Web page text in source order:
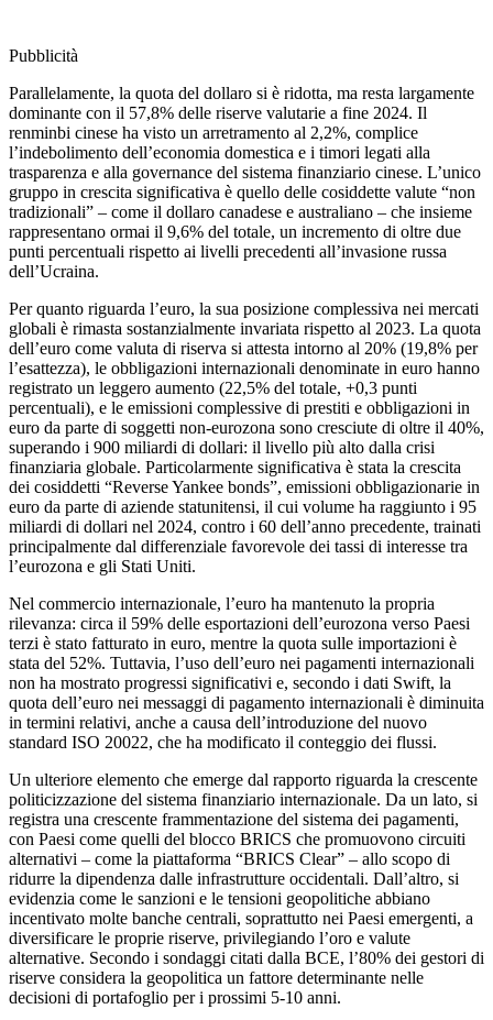
Pubblicità
Parallelamente, la quota del dollaro si è ridotta, ma resta largamente
dominante con il 57,8% delle riserve valutarie a fine 2024. Il
renminbi cinese ha visto un arretramento al 2,2%, complice
l’indebolimento dell’economia domestica e i timori legati alla
trasparenza e alla governance del sistema finanziario cinese. L’unico
gruppo in crescita significativa è quello delle cosiddette valute “non
tradizionali” – come il dollaro canadese e australiano – che insieme
rappresentano ormai il 9,6% del totale, un incremento di oltre due
punti percentuali rispetto ai livelli precedenti all’invasione russa
dell’Ucraina.
Per quanto riguarda l’euro, la sua posizione complessiva nei mercati
globali è rimasta sostanzialmente invariata rispetto al 2023. La quota
dell’euro come valuta di riserva si attesta intorno al 20% (19,8% per
l’esattezza), le obbligazioni internazionali denominate in euro hanno
registrato un leggero aumento (22,5% del totale, +0,3 punti
percentuali), e le emissioni complessive di prestiti e obbligazioni in
euro da parte di soggetti non-eurozona sono cresciute di oltre il 40%,
superando i 900 miliardi di dollari: il livello più alto dalla crisi
finanziaria globale. Particolarmente significativa è stata la crescita
dei cosiddetti “Reverse Yankee bonds”, emissioni obbligazionarie in
euro da parte di aziende statunitensi, il cui volume ha raggiunto i 95
miliardi di dollari nel 2024, contro i 60 dell’anno precedente, trainati
principalmente dal differenziale favorevole dei tassi di interesse tra
l’eurozona e gli Stati Uniti.
Nel commercio internazionale, l’euro ha mantenuto la propria
rilevanza: circa il 59% delle esportazioni dell’eurozona verso Paesi
terzi è stato fatturato in euro, mentre la quota sulle importazioni è
stata del 52%. Tuttavia, l’uso dell’euro nei pagamenti internazionali
non ha mostrato progressi significativi e, secondo i dati Swift, la
quota dell’euro nei messaggi di pagamento internazionali è diminuita
in termini relativi, anche a causa dell’introduzione del nuovo
standard ISO 20022, che ha modificato il conteggio dei flussi.
Un ulteriore elemento che emerge dal rapporto riguarda la crescente
politicizzazione del sistema finanziario internazionale. Da un lato, si
registra una crescente frammentazione del sistema dei pagamenti,
con Paesi come quelli del blocco BRICS che promuovono circuiti
alternativi – come la piattaforma “BRICS Clear” – allo scopo di
ridurre la dipendenza dalle infrastrutture occidentali. Dall’altro, si
evidenzia come le sanzioni e le tensioni geopolitiche abbiano
incentivato molte banche centrali, soprattutto nei Paesi emergenti, a
diversificare le proprie riserve, privilegiando l’oro e valute
alternative. Secondo i sondaggi citati dalla BCE, l’80% dei gestori di
riserve considera la geopolitica un fattore determinante nelle
decisioni di portafoglio per i prossimi 5-10 anni.